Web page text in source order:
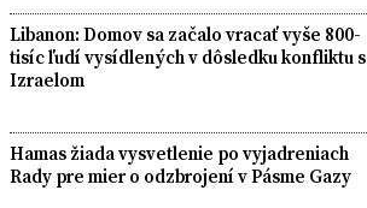
Libanon: Domov sa začalo vracať vyše 800-
tisíc ľudí vysídlených v dôsledku konfliktu s
Izraelom
Hamas žiada vysvetlenie po vyjadreniach
Rady pre mier o odzbrojení v Pásme Gazy